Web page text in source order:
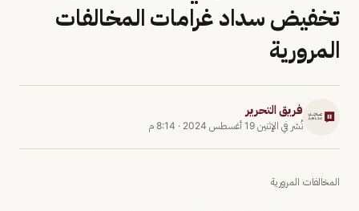
تخفيض سداد غرامات المخالفات
المرورية
فريق التحرير
نُشر في الإثنين 19 أغسطس 2024 · 8:14 م
المخالفات المرورية